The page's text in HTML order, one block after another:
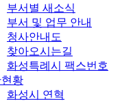
부서별 새소식
부서 및 업무 안내
청사안내도
찾아오시는길
화성특례시 팩스번호
황
화성시 연혁